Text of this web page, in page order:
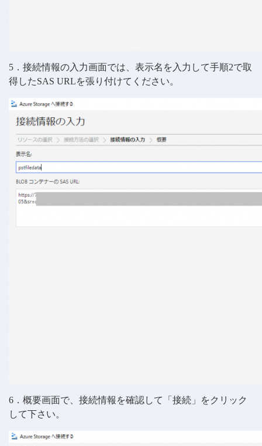
5．接続情報の入力画面では、表示名を入力して手順2で取
得したSAS URLを張り付けてください。
6．概要画面で、接続情報を確認して「接続」をクリック
して下さい。